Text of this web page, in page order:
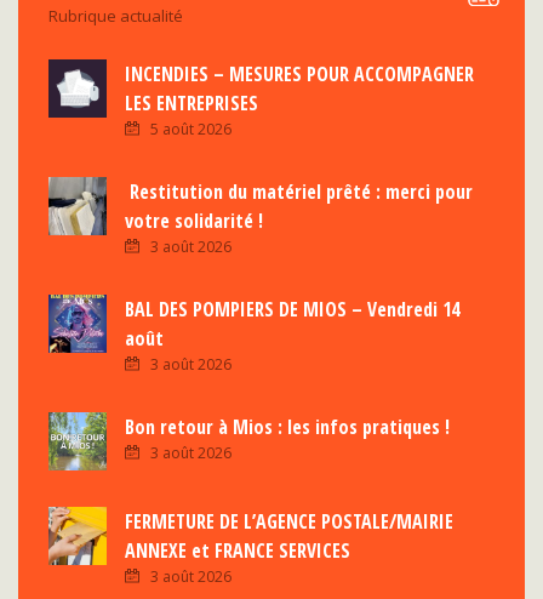
Rubrique actualité
INCENDIES – MESURES POUR ACCOMPAGNER
LES ENTREPRISES
5 août 2026
Restitution du matériel prêté : merci pour
votre solidarité !
3 août 2026
BAL DES POMPIERS DE MIOS – Vendredi 14
août
3 août 2026
Bon retour à Mios : les infos pratiques !
3 août 2026
FERMETURE DE L’AGENCE POSTALE/MAIRIE
ANNEXE et FRANCE SERVICES
3 août 2026